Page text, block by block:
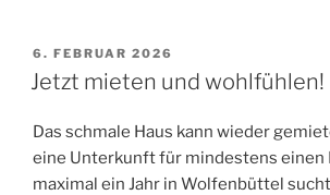
VERÖFFENTLICHT
AM
6. FEBRUAR 2026
Jetzt mieten und wohlfühlen!
Das schmale Haus kann wieder
eine Unterkunft für mindestens einen
maximal ein Jahr in Wolfenbüttel